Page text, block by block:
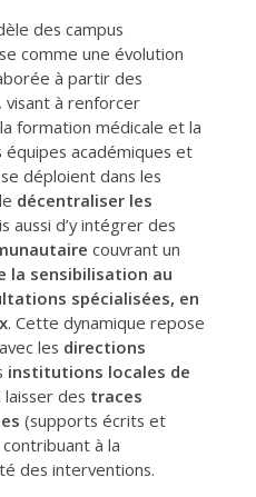
des campus
comme une évolution
à partir des
visant à renforcer
formation médicale et la
équipes académiques et
déploient dans les
décentraliser les
aussi d’y intégrer des
couvrant un
la sensibilisation au
spécialisées, en
. Cette dynamique repose
les directions
institutions locales de
des traces
(supports écrits et
à la
des interventions.